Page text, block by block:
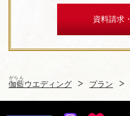
資料請求
伽藍
がらん
ウエディング プラン